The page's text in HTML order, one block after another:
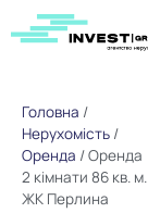
Головна /
Нерухомість /
Оренда /Оренда
2 кімнати 86 кв. м.
ЖК Перлина